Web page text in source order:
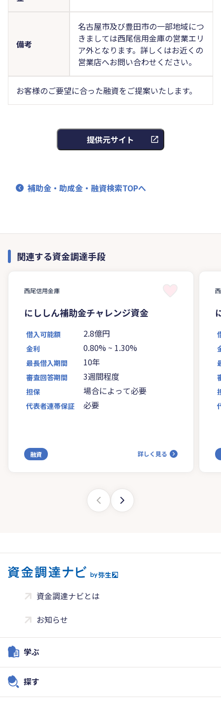
備考
名古屋市及び豊田市の一部地域につ
きましては西尾信用金庫の営業エリ
ア外となります。詳しくはお近くの
営業店へお問い合わせください。
お客様のご要望に合った融資をご提案いたします。
提供元サイト
補助金・助成金・融資検索TOPへ
関連する資金調達手段
西尾信用金庫
にししん補助金チャレンジ資金
借入可能額 2.8億円
金利 0.80% ~ 1.30%
最長借入期間 10年
審査回答期間 3週間程度
担保 場合によって必要
代表者連帯保証 必要
融資 詳しく見る
資金調達ナビとは
お知らせ
学ぶ
探す